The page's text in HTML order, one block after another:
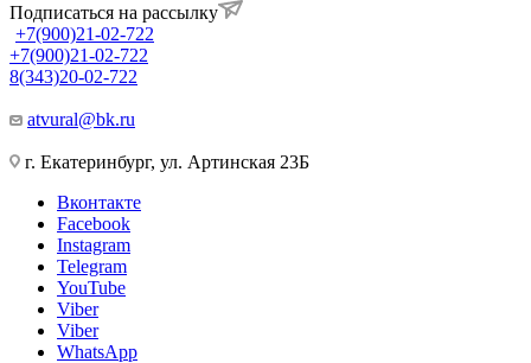
Подписаться на рассылку
+7(900)21-02-722
+7(900)21-02-722
8(343)20-02-722
atvural@bk.ru
г. Екатеринбург, ул. Артинская 23Б
Вконтакте
Facebook
Instagram
Telegram
YouTube
Viber
Viber
WhatsApp